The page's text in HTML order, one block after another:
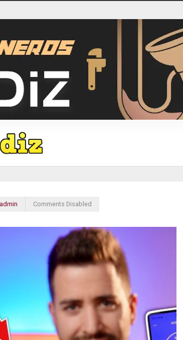
admin Comments Disabled